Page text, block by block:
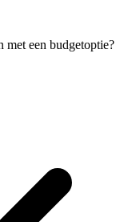
met een budgetoptie?